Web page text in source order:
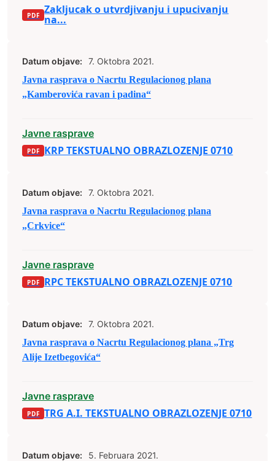
Zakljucak o utvrdjivanju i upucivanju
na...
Datum objave:
7. Oktobra 2021.
Javna rasprava o Nacrtu Regulacionog plana
„Kamberovića ravan i padina“
Javne rasprave
KRP TEKSTUALNO OBRAZLOZENJE 0710
Datum objave:
7. Oktobra 2021.
Javna rasprava o Nacrtu Regulacionog plana
„Crkvice“
Javne rasprave
RPC TEKSTUALNO OBRAZLOZENJE 0710
Datum objave:
7. Oktobra 2021.
Javna rasprava o Nacrtu Regulacionog plana „Trg
Alije Izetbegovića“
Javne rasprave
TRG A.I. TEKSTUALNO OBRAZLOZENJE 0710
Datum objave: 5. Februara 2021.